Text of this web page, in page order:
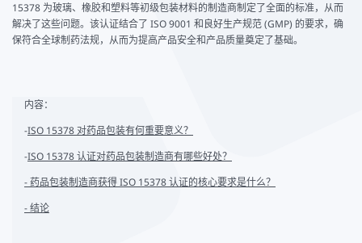
15378 为玻璃、橡胶和塑料等初级包装材料的制造商制定了全面的标准，从而
解决了这些问题。该认证结合了 ISO 9001 和良好生产规范 (GMP) 的要求，确
保符合全球制药法规，从而为提高产品安全和产品质量奠定了基础。
内容：
-ISO 15378 对药品包装有何重要意义？
-ISO 15378 认证对药品包装制造商有哪些好处？
- 药品包装制造商获得 ISO 15378 认证的核心要求是什么？
- 结论